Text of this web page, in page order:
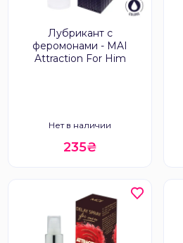
Лубрикант с
феромонами - MAI
Attraction For Him
Нет в наличии
235₴